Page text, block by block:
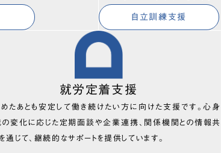
自立訓練支援
就労定着支援
たあとも安定して働き続けたい方に向けた支援です。心身
変化に応じた定期面談や企業連携、関係機関との情報共
通じて、継続的なサポートを提供しています。